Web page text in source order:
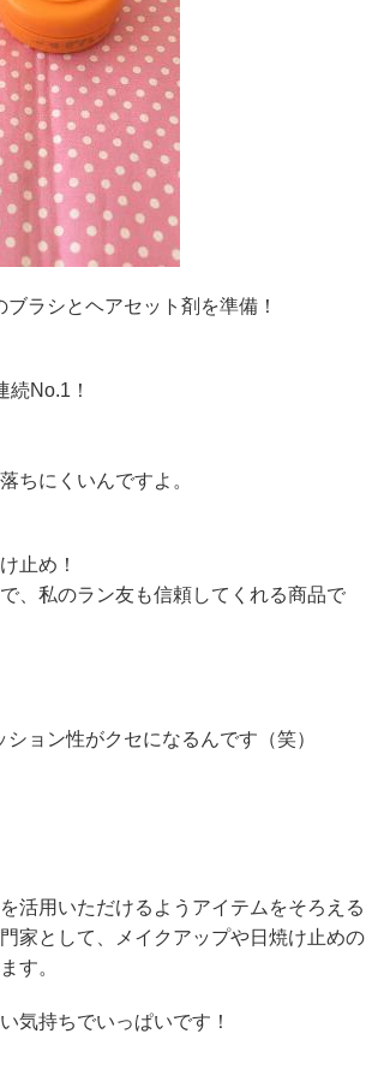
ラシとヘアセット剤を準備！
No.1！
ちにくいんですよ。
止め！
、私のラン友も信頼してくれる商品で
ョン性がクセになるんです（笑）
活用いただけるようアイテムをそろえる
家として、メイクアップや日焼け止めの
す。
気持ちでいっぱいです！